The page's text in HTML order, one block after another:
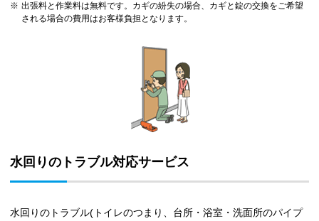
※ 出張料と作業料は無料です。カギの紛失の場合、カギと錠の交換をご希望
される場合の費用はお客様負担となります。
水回りのトラブル対応サービス
水回りのトラブル(トイレのつまり、台所・浴室・洗面所のパイプ